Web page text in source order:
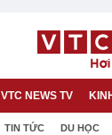
VTC NEWS TV
TIN TỨC DU HỌC